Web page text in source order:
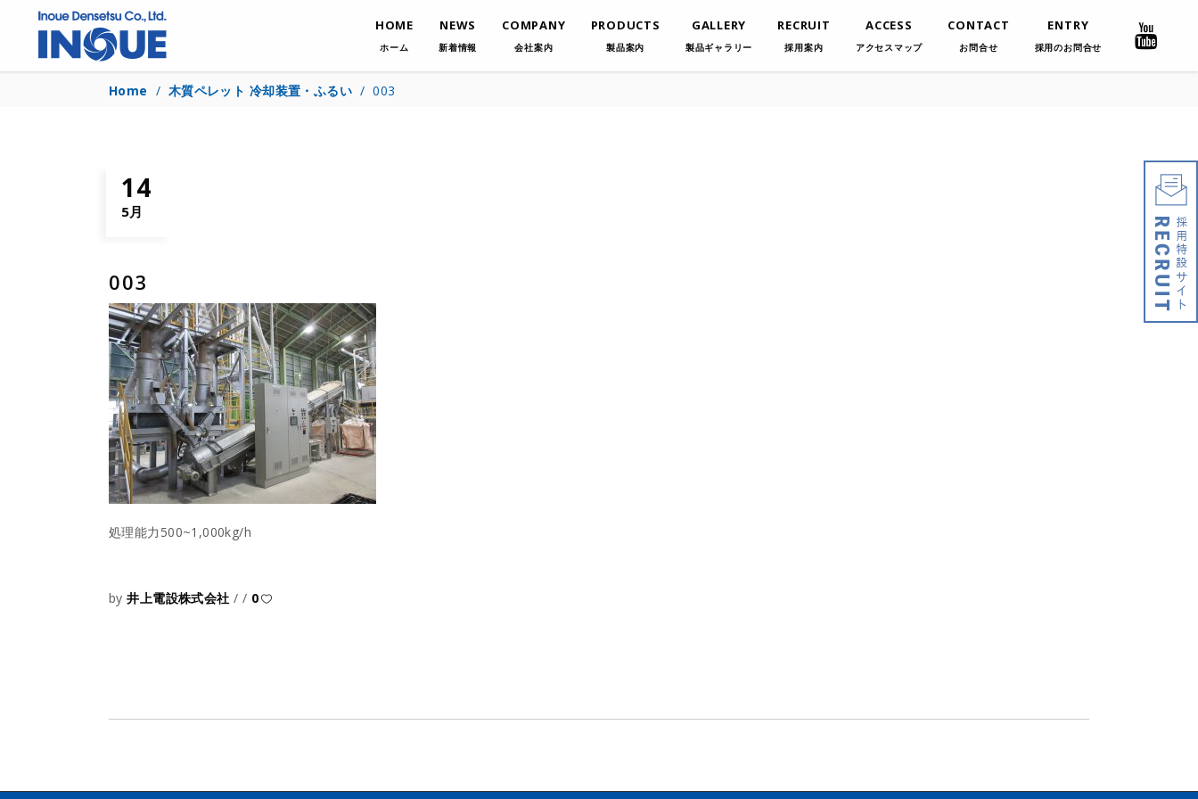
HOME
ホーム
NEWS
新着情報
COMPANY
会社案内
PRODUCTS
製品案内
GALLERY
製品ギャラリー
RECRUIT
採用案内
ACCESS
アクセスマップ
CONTACT
お問合せ
ENTRY
採用のお問合せ
Home / 木質ペレット 冷却装置・ふるい /003
14
5月
003
処理能力500~1,000kg/h
by井上電設株式会社 0